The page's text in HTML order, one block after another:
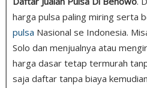
harga pulsa paling miring serta
pulsa Nasional se Indonesia.
Solo dan menjualnya atau
harga dasar tetap termurah
saja daftar tanpa biaya